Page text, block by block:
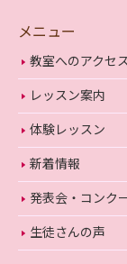
メニュー
教室へのアクセ
レッスン案内
体験レッスン
新着情報
発表会・コンク
生徒さんの声